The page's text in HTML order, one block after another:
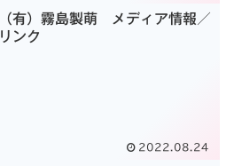
（有）霧島製萌 メディア情報／
リンク
2022.08.24